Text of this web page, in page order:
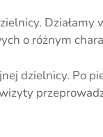
Działamy
o różnym
dzielnicy. Po